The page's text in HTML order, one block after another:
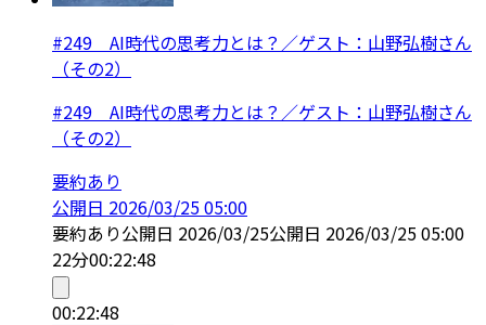
#249 AI時代の思考力とは？／ゲスト：山野弘樹さん
（その2）
#249 AI時代の思考力とは？／ゲスト：山野弘樹さん
（その2）
要約あり
公開日 2026/03/25 05:00
要約あり公開日 2026/03/25公開日 2026/03/25 05:00
22分00:22:48
00:22:48